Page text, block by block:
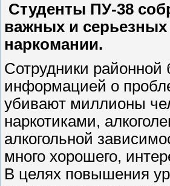
Студенты ПУ-38
важных и
наркомании.
Сотрудники районной
информацией о
убивают миллионы
наркотиками,
алкогольной
много хорошего,
В целях повышения